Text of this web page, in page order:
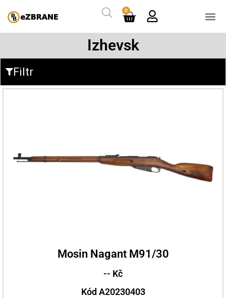
0
Izhevsk
Filtr
Mosin Nagant M91/30
-- Kč
Kód A20230403